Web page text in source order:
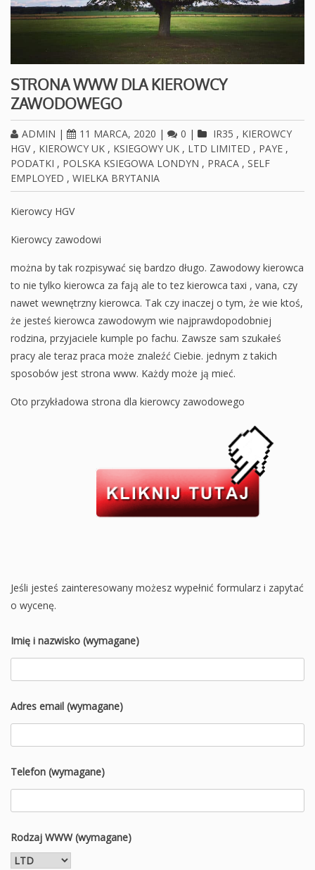
STRONA WWW DLA KIEROWCY
ZAWODOWEGO
ADMIN | 11 MARCA, 2020 | 0 | IR35 , KIEROWCY
HGV, KIEROWCY UK , KSIEGOWY UK , LTD LIMITED , PAYE ,
PODATKI , POLSKA KSIEGOWA LONDYN , PRACA , SELF
EMPLOYED , WIELKA BRYTANIA
Kierowcy HGV
Kierowcy zawodowi
można by tak rozpisywać się bardzo długo. Zawodowy kierowca
to nie tylko kierowca za fają ale to tez kierowca taxi , vana, czy
nawet wewnętrzny kierowca. Tak czy inaczej o tym, że wie ktoś,
że jesteś kierowca zawodowym wie najprawdopodobniej
rodzina, przyjaciele kumple po fachu. Zawsze sam szukałeś
pracy ale teraz praca może znaleźć Ciebie. jednym z takich
sposobów jest strona www. Każdy może ją mieć.
Oto przykładowa strona dla kierowcy zawodowego
Jeśli jesteś zainteresowany możesz wypełnić formularz i zapytać
o wycenę.
Imię i nazwisko (wymagane)
Adres email (wymagane)
Telefon (wymagane)
Rodzaj WWW (wymagane)